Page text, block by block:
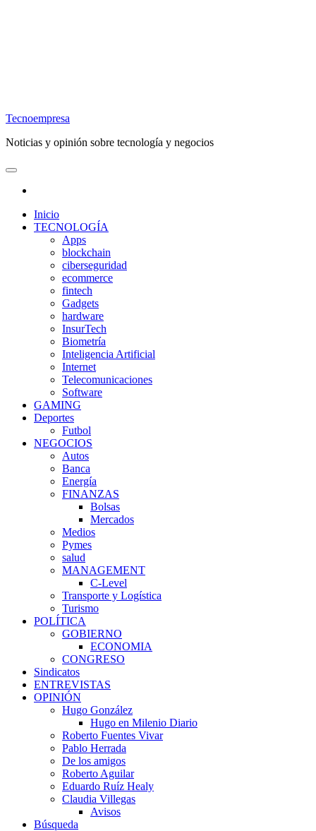
Tecnoempresa
Noticias y opinión sobre tecnología y negocios
Inicio
TECNOLOGÍA
Apps
blockchain
ciberseguridad
ecommerce
fintech
Gadgets
hardware
InsurTech
Biometría
Inteligencia Artificial
Internet
Telecomunicaciones
Software
GAMING
Deportes
Futbol
NEGOCIOS
Autos
Banca
Energía
FINANZAS
Bolsas
Mercados
Medios
Pymes
salud
MANAGEMENT
C-Level
Transporte y Logística
Turismo
POLÍTICA
GOBIERNO
ECONOMIA
CONGRESO
Sindicatos
ENTREVISTAS
OPINIÓN
Hugo González
Hugo en Milenio Diario
Roberto Fuentes Vivar
Pablo Herrada
De los amigos
Roberto Aguilar
Eduardo Ruíz Healy
Claudia Villegas
Avisos
Búsqueda